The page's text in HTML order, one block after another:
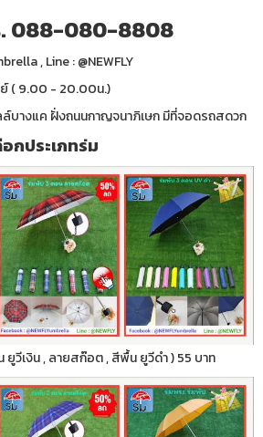
088-080-8808
, Line : @NEWFLY
ย์ ( 9.00 - 20.00น.)
ล์บางแค ฝั่งถนนกาญจนาภิเษก มีที่จอดรถสดวก
กประเภทร่ม
วีเงิน , ลายสก๊อต , สีพื้น ยูวีดำ ) 55 บาท